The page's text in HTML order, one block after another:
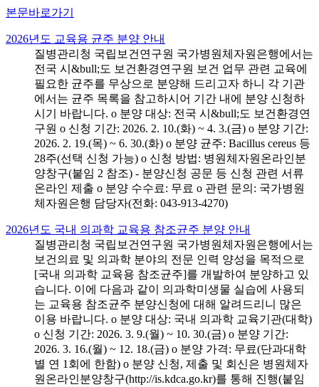
본문바로가기
2026년도 교육용 균주 분양 안내
질병관리청 국립보건연구원 국가병원체자원은행에서는
전국 시&bull;도 보건환경연구원 보건 업무 관련 교육에
필요한 균주를 무상으로 분양해 드리고자 하니 각 기관
에서는 균주 목록을 참고하시어 기간 내에 분양 신청하
시기 바랍니다. o 분양 대상: 전국 시&bull;도 보건환경연
구원 o 신청 기간: 2026. 2. 10.(화) ~ 4. 3.(금) o 분양 기간:
2026. 2. 19.(목) ~ 6. 30.(화) o 분양 균주: Bacillus cereus 등
28주(선택 신청 가능) o 신청 방법: 병원체자원온라인분
양창구(붙임 2 참조) - 분양신청 공문 등 신청 관련 서류
온라인 제출 o 분양 수수료: 무료 o 관련 문의: 국가병원
체자원은행 담당자(전화: 043-913-4270)
2026년도 국내 의과학 교육용 참조균주 분양 안내
질병관리청 국립보건연구원 국가병원체자원은행에서는
보건의료 및 의과학 분야의 전문 인력 양성을 목적으로
[국내 의과학 교육용 참조균주]를 개발하여 분양하고 있
습니다. 이에 다음과 같이 의과학미생물 실습에 사용되
는 교육용 참조균주 분양신청에 대해 알려드리니 많은
이용 바랍니다. o 분양 대상: 국내 의과학 교육기관(대학)
o 신청 기간: 2026. 3. 9.(월) ~ 10. 30.(금) o 분양 기간:
2026. 3. 16.(월) ~ 12. 18.(금) o 분양 가격: 무료(단과대학
별 연 1회에 한함) o 분양 신청, 제출 및 회신은 병원체자
원온라인분양창구(http://is.kdca.go.kr)를 통해 진행(붙임